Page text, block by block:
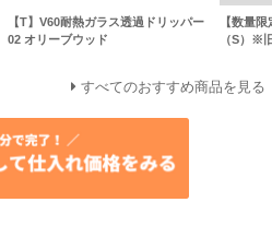
【T】V60耐熱ガラス透過ドリッパー
02 オリーブウッド
【数量
（S）※
すべてのおすすめ商品を見る